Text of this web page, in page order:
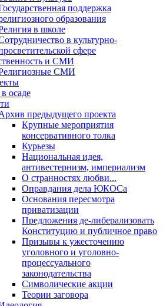
поддержка
образования
в школе
в культурно-
сфере
и СМИ
СМИ
осаде
предыдущего проекта
Крупные мероприятия
консервативного толка
Курьезы
Национальная идея,
антивестернизм, империализм
О странностях любви...
Оправдания дела ЮКОСа
Основания пересмотра
приватизации
Предложения де-либерализовать
Конституцию и публичное право
Призывы к ужесточению
уголовного и уголовно-
процессуального
законодательства
Символические акции
Теории заговора